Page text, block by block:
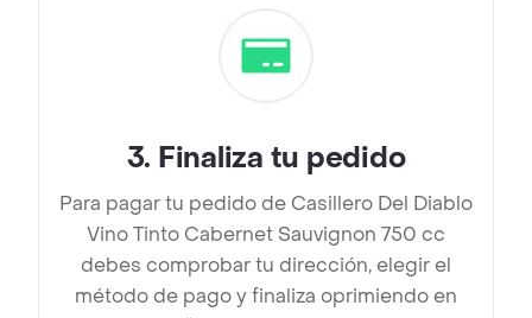
3. Finaliza tu pedido
Para pagar tu pedido de Casillero Del Diablo
Vino Tinto Cabernet Sauvignon 750 cc
debes comprobar tu dirección, elegir el
método de pago y finaliza oprimiendo en